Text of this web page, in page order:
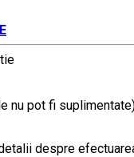
nu pot fi
despre